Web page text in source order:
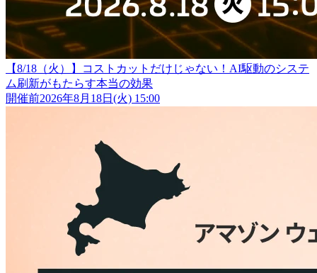
【8/18（火）】コストカットだけじゃない！AI駆動のシステ
ム刷新がもたらす本当の効果
開催前2026年8月18日(火) 15:00